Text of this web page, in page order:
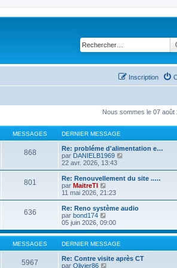
Inscription
Nous sommes le 07 août
MESSAGES DERNIER MESSAGE
868
Re: probléme d'alimentation e…
par DANIELB1969
n
s
r
d
n
i
22 avr. 2026, 13:43
801
Re: Renouvellement du site ..…
par MaitreTI
o
n
s
l
e
r
l
e
11 mai 2026, 21:23
636
Re: Reno système audio
par bond174
o
n
s
u
l
t
05 juin 2026, 09:00
MESSAGES DERNIER MESSAGE
5967
Re: Contre visite après CT
par Olivier86